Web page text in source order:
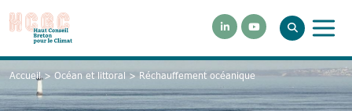
Accueil> Océan et littoral > Réchauffement océanique